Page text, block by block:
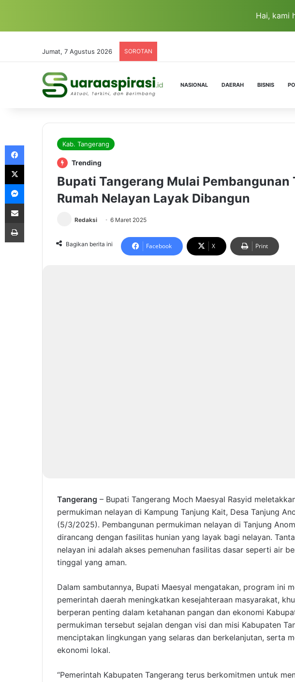
Hai, kami
Jumat, 7 Agustus 2026 SOROTAN
NASIONAL DAERAH BISNIS
Kab. Tangerang
Trending
Bupati Tangerang Mulai Pembangunan
Rumah Nelayan Layak Dibangun
Redaksi 6 Maret 2025
Bagikan berita ini Facebook X Print
Tangerang – Bupati Tangerang Moch Maesyal Rasyid
permukiman nelayan di Kampung Tanjung Kait, Desa Tanjung
(5/3/2025). Pembangunan permukiman nelayan di Tanjung
dirancang dengan fasilitas hunian yang layak bagi nelayan.
nelayan ini adalah akses pemenuhan fasilitas dasar seperti air
tinggal yang aman.
Dalam sambutannya, Bupati Maesyal mengatakan, program ini
pemerintah daerah meningkatkan kesejahteraan masyarakat,
berperan penting dalam ketahanan pangan dan ekonomi
permukiman tersebut sejalan dengan visi dan misi Kabupaten
menciptakan lingkungan yang selaras dan berkelanjutan, serta
ekonomi lokal.
“Pemerintah Kabupaten Tangerang terus berkomitmen untuk
Messenger